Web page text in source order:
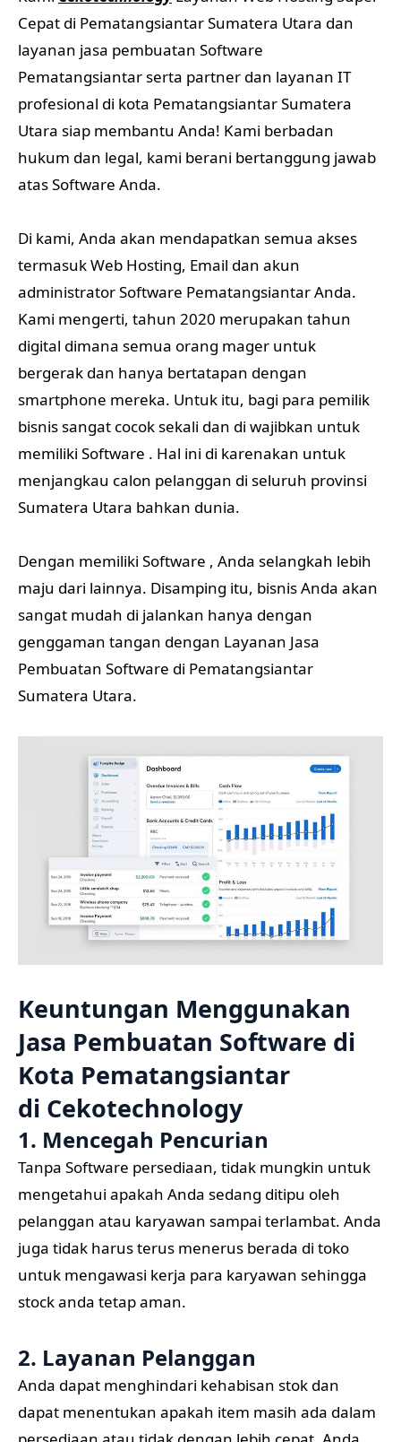
Cepat di Pematangsiantar Sumatera Utara dan
layanan jasa pembuatan Software
Pematangsiantar serta partner dan layanan IT
profesional di kota Pematangsiantar Sumatera
Utara siap membantu Anda! Kami berbadan
hukum dan legal, kami berani bertanggung jawab
atas Software Anda.
Di kami, Anda akan mendapatkan semua akses
termasuk Web Hosting, Email dan akun
administrator Software Pematangsiantar Anda.
Kami mengerti, tahun 2020 merupakan tahun
digital dimana semua orang mager untuk
bergerak dan hanya bertatapan dengan
smartphone mereka. Untuk itu, bagi para pemilik
bisnis sangat cocok sekali dan di wajibkan untuk
memiliki Software . Hal ini di karenakan untuk
menjangkau calon pelanggan di seluruh provinsi
Sumatera Utara bahkan dunia.
Dengan memiliki Software , Anda selangkah lebih
maju dari lainnya. Disamping itu, bisnis Anda akan
sangat mudah di jalankan hanya dengan
genggaman tangan dengan Layanan Jasa
Pembuatan Software di Pematangsiantar
Sumatera Utara.
Keuntungan Menggunakan
Jasa Pembuatan Software di
Kota Pematangsiantar
di Cekotechnology
1. Mencegah Pencurian
Tanpa Software persediaan, tidak mungkin untuk
mengetahui apakah Anda sedang ditipu oleh
pelanggan atau karyawan sampai terlambat. Anda
juga tidak harus terus menerus berada di toko
untuk mengawasi kerja para karyawan sehingga
stock anda tetap aman.
2. Layanan Pelanggan
Anda dapat menghindari kehabisan stok dan
dapat menentukan apakah item masih ada dalam